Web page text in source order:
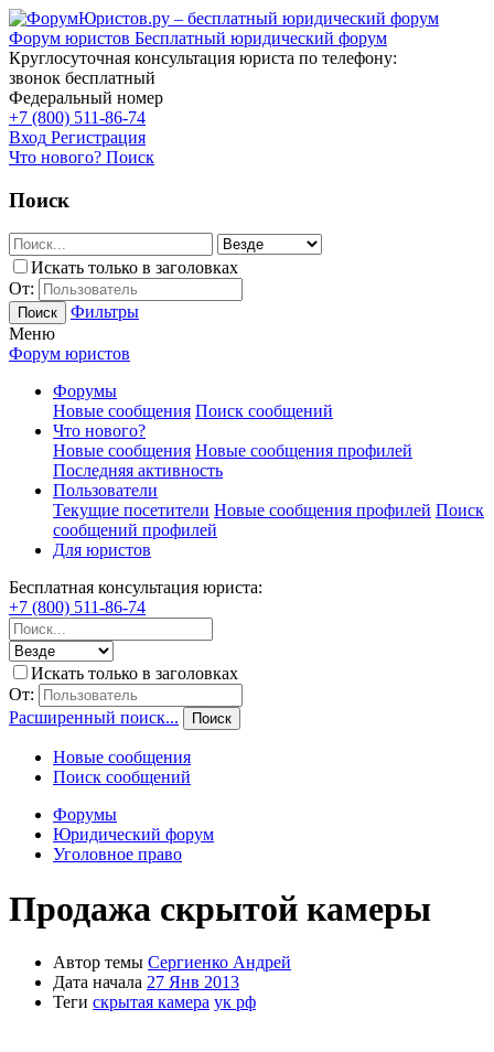
Форум юристов Бесплатный юридический форум
Круглосуточная консультация юриста по телефону:
звонок бесплатный
Федеральный номер
+7 (800) 511-86-74
Вход Регистрация
Что нового? Поиск
Поиск
Искать только в заголовках
От:
Поиск
Фильтры
Меню
Форум юристов
Форумы
Новые сообщения Поиск сообщений
Что нового?
Новые сообщения Новые сообщения профилей
Последняя активность
Пользователи
Текущие посетители Новые сообщения профилей Поиск
сообщений профилей
Для юристов
Бесплатная консультация юриста:
+7 (800) 511-86-74
Искать только в заголовках
От:
Расширенный поиск...
Поиск
Новые сообщения
Поиск сообщений
Форумы
Юридический форум
Уголовное право
Продажа скрытой камеры
Автор темы Сергиенко Андрей
Дата начала 27 Янв 2013
Теги скрытая камера ук рф